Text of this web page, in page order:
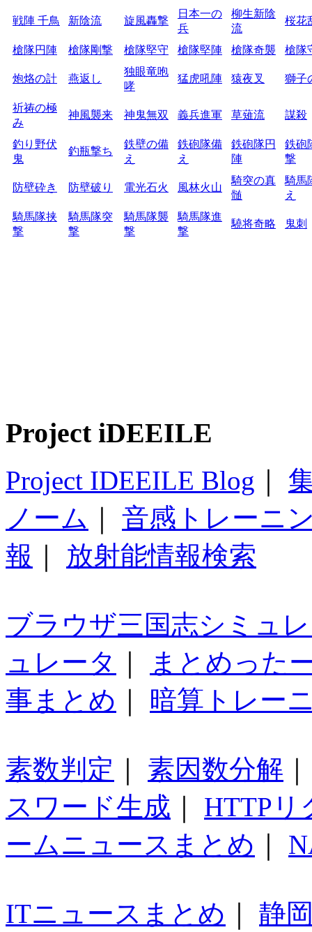
戦陣 千鳥 新陰流 旋風轟撃
日本一の
兵
柳生新陰
流
桜花
槍隊円陣 槍隊剛撃 槍隊堅守 槍隊堅陣 槍隊奇襲 槍隊
炮烙の計 燕返し
独眼竜咆
哮
猛虎吼陣 猿夜叉 獅子
祈祷の極
み
神風襲来 神鬼無双 義兵進軍 草薙流 謀殺
釣り野伏
鬼
釣瓶撃ち
鉄壁の備
え
鉄砲隊備
え
鉄砲隊円
陣
鉄砲
撃
防壁砕き 防壁破り 電光石火 風林火山
騎突の真
髄
騎馬
え
騎馬隊挟
撃
騎馬隊突
撃
騎馬隊襲
撃
騎馬隊進
撃
驍将奇略 鬼刺
Project iDEEILE
Project IDEEILE Blog
ノーム
音感トレーニ
報
放射能情報検索
ブラウザ三国志シミュ
ュレータ
まとめった
事まとめ
暗算トレー
素数判定 素因数分解
スワード生成
HTTPリ
ームニュースまとめ
ITニュースまとめ 静